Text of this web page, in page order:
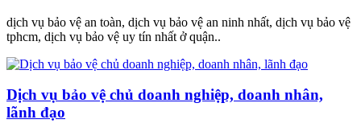
dịch vụ bảo vệ an toàn, dịch vụ bảo vệ an ninh nhất, dịch vụ bảo vệ
tphcm, dịch vụ bảo vệ uy tín nhất ở quận..
Dịch vụ bảo vệ chủ doanh nghiệp, doanh nhân,
lãnh đạo